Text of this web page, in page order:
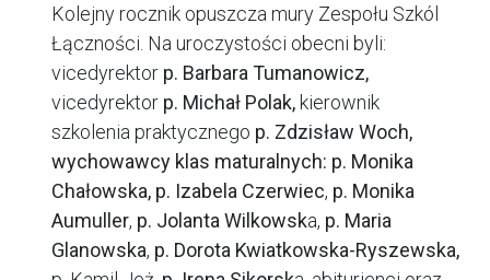
Kolejny rocznik opuszcza mury Zespołu Szkól
Łączności. Na uroczystości obecni byli:
vicedyrektor p. Barbara Tumanowicz,
vicedyrektor p. Michał Polak,kierownik
szkolenia praktycznego p. Zdzisław Woch,
wychowawcy klas maturalnych: p. Monika
Chałowska, p. Izabela Czerwiec, p. Monika
Aumuller, p. Jolanta Wilkowska, p. Maria
Glanowska, p. Dorota Kwiatkowska-Ryszewska,